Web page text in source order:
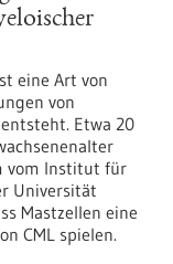
eine Art von
von
Etwa 20
vom Institut für
Universität
Mastzellen eine
CML spielen.